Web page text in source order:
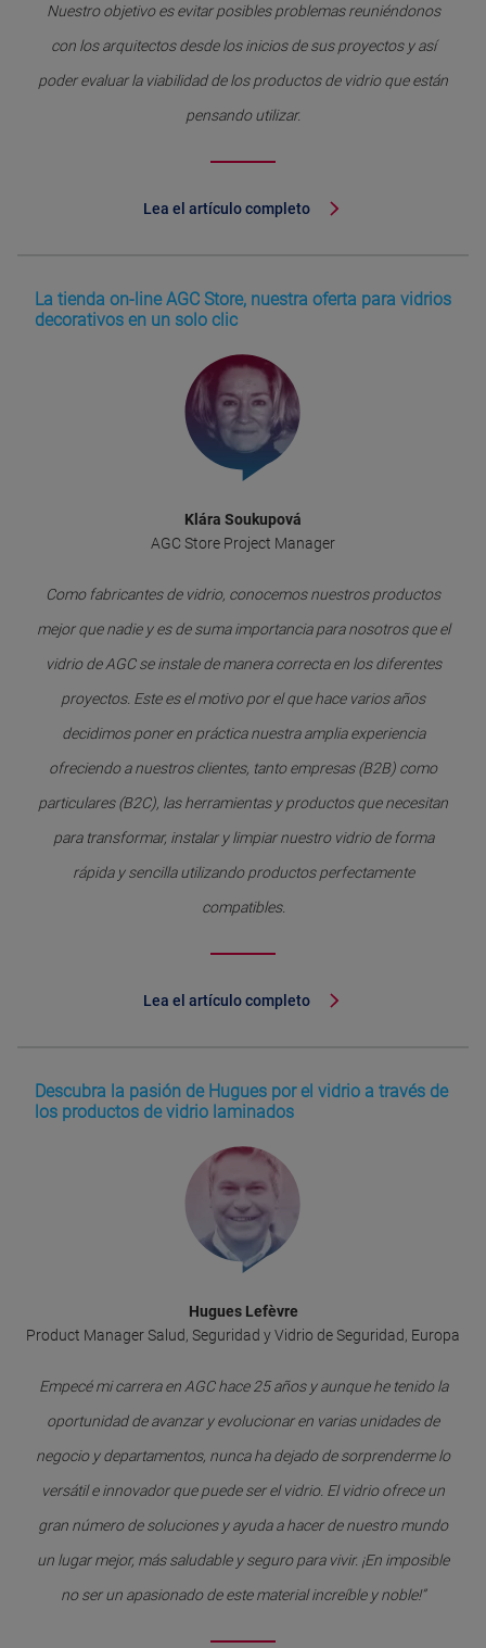
Nuestro objetivo es evitar posibles problemas reuniéndonos
con los arquitectos desde los inicios de sus proyectos y así
poder evaluar la viabilidad de los productos de vidrio que están
pensando utilizar.
Lea el artículo completo
La tienda on-line AGC Store, nuestra oferta para vidrios
decorativos en un solo clic
Klára Soukupová
AGC Store Project Manager
Como fabricantes de vidrio, conocemos nuestros productos
mejor que nadie y es de suma importancia para nosotros que el
vidrio de AGC se instale de manera correcta en los diferentes
proyectos. Este es el motivo por el que hace varios años
decidimos poner en práctica nuestra amplia experiencia
ofreciendo a nuestros clientes, tanto empresas (B2B) como
particulares (B2C), las herramientas y productos que necesitan
para transformar, instalar y limpiar nuestro vidrio de forma
rápida y sencilla utilizando productos perfectamente
compatibles.
Lea el artículo completo
Descubra la pasión de Hugues por el vidrio a través de
los productos de vidrio laminados
Hugues Lefèvre
Product Manager Salud, Seguridad y Vidrio de Seguridad, Europa
Empecé mi carrera en AGC hace 25 años y aunque he tenido la
oportunidad de avanzar y evolucionar en varias unidades de
negocio y departamentos, nunca ha dejado de sorprenderme lo
versátil e innovador que puede ser el vidrio. El vidrio ofrece un
gran número de soluciones y ayuda a hacer de nuestro mundo
un lugar mejor, más saludable y seguro para vivir. ¡En imposible
no ser un apasionado de este material increíble y noble!”